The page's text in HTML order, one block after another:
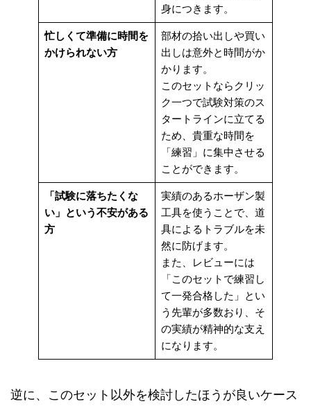
身につきます。
忙しくて準備に時間を
かけられない方
部材の拾い出しや買い
出しは意外と時間がか
かります。
このセットならクリッ
ク一つで試験対策のス
タートラインに立てる
ため、貴重な時間を
「練習」に集中させる
ことができます。
「試験に落ちたくな
い」という不安がある
方
実績のあるホーザン製
工具を使うことで、道
具によるトラブルを未
然に防げます。
また、レビューには
「このセットで練習し
て一発合格した」とい
う先輩が多数おり、そ
の実績が精神的な支え
になります。
逆に、このセット以外を検討したほうが良いケース